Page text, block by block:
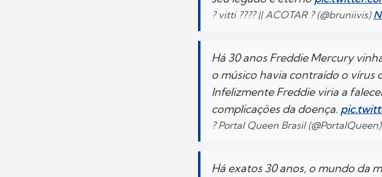
? vitti ???? || ACOTAR ? (@bruniivis)
Há 30 anos Freddie Mercury
o músico havia contraído o vírus
Infelizmente Freddie viria a
complicações da doença.
? Portal Queen Brasil (@PortalQueen)
Há exatos 30 anos, o mundo da